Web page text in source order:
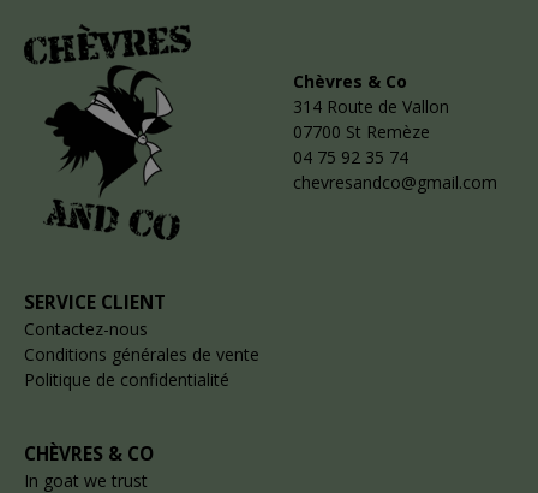
Chèvres & Co
314 Route de Vallon
07700 St Remèze
04 75 92 35 74
chevresandco@gmail.com
SERVICE CLIENT
Contactez-nous
Conditions générales de vente
Politique de confidentialité
CHÈVRES & CO
In goat we trust